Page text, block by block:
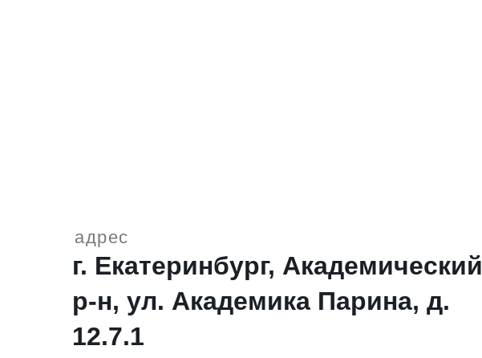
адрес
г. Екатеринбург, Академический
р-н, ул. Академика Парина, д.
12.7.1